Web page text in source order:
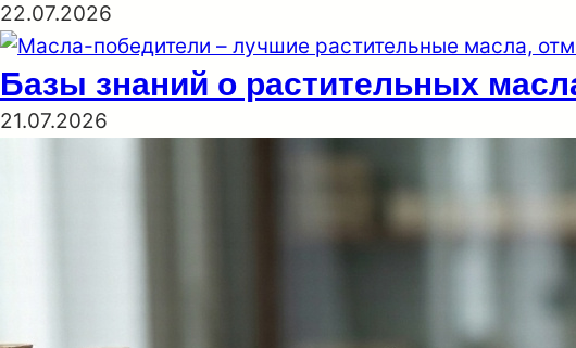
22.07.2026
Базы знаний о растительных
21.07.2026